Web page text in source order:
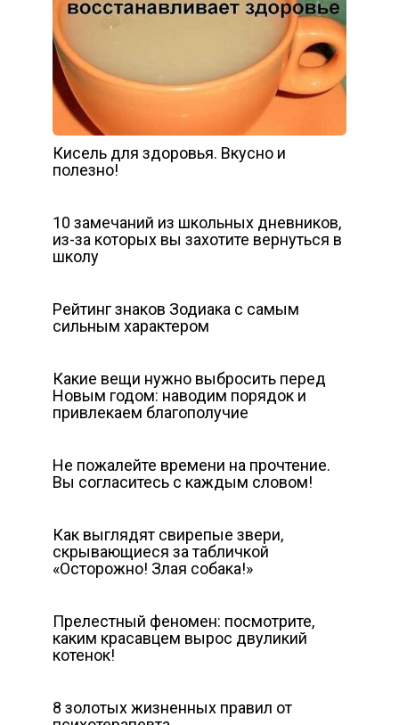
Кисель для здоровья. Вкусно и
полезно!
10 замечаний из школьных дневников,
из-за которых вы захотите вернуться в
школу
Рейтинг знаков Зодиака с самым
сильным характером
Какие вещи нужно выбросить перед
Новым годом: наводим порядок и
привлекаем благополучие
Не пожалейте времени на прочтение.
Вы согласитесь с каждым словом!
Как выглядят свирепые звери,
скрывающиеся за табличкой
«Осторожно! Злая собака!»
Прелестный феномен: посмотрите,
каким красавцем вырос двуликий
котенок!
8 золотых жизненных правил от